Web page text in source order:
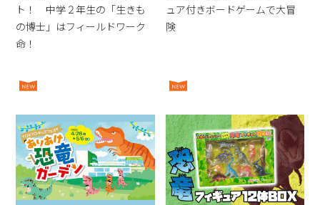
ト！ 中学２年生の「生きも
の博士」はフィールドワーク
命！
ュア付きボードゲームで大冒
険